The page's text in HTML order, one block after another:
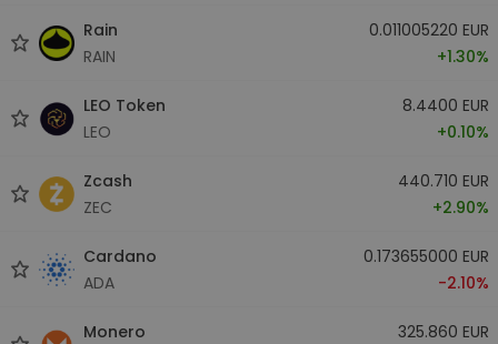
Rain
RAIN
0.011005220 EUR
+1.30%
LEO Token
LEO
8.4400 EUR
+0.10%
Zcash
ZEC
440.710 EUR
+2.90%
Cardano
ADA
0.173655000 EUR
-2.10%
Monero
325.860 EUR